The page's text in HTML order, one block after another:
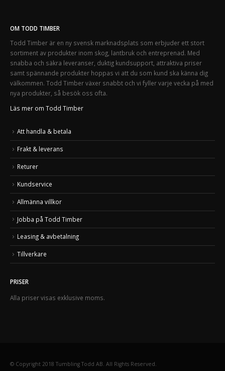
OM TODD TIMBER
Todd Timber är en ny svensk marknadsplats som erbjuder ett stort
sortiment av produkter inom skog, lantbruk och entreprenad. Med
snabba och säkra leveranser, duktig kundsupport, attraktiva priser
samt spännande produkter hoppas vi att du som kund ska känna dig
välkommen. Todd Timber växer snabbt och vi fyller varje vecka på med
nya produkter, så besök oss ofta.
Läs mer om Todd Timber
Att handla & betala
Frakt & leverans
Returer
Kundservice
Allmänna villkor
Jobba på Todd Timber
Leasing & avbetalning
Tillverkare
PRISER
Alla priser visas exklusive moms.
© Copyright 2018 Tumbling Todd AB. All Rights Reserved.